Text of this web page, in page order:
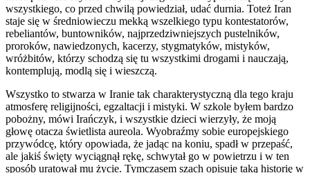
wszystkiego, co przed chwilą powiedział, udać durnia. Toteż Iran
staje się w średniowieczu mekką wszelkiego typu kontestatorów,
rebeliantów, buntowników, najprzedziwniejszych pustelników,
proroków, nawiedzonych, kacerzy, stygmatyków, mistyków,
wróżbitów, którzy schodzą się tu wszystkimi drogami i nauczają,
kontemplują, modlą się i wieszczą.
Wszystko to stwarza w Iranie tak charakterystyczną dla tego kraju
atmosferę religijności, egzaltacji i mistyki. W szkole byłem bardzo
pobożny, mówi Irańczyk, i wszystkie dzieci wierzyły, że moją
głowę otacza świetlista aureola. Wyobraźmy sobie europejskiego
przywódcę, który opowiada, że jadąc na koniu, spadł w przepaść,
ale jakiś święty wyciągnął rękę, schwytał go w powietrzu i w ten
sposób uratował mu życie. Tymczasem szach opisuje taką historię w